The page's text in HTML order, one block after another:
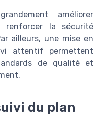
améliorer
la sécurité
ailleurs, une mise en
attentif permettent
de qualité et
du plan